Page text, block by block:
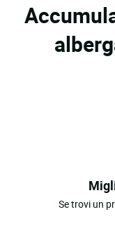
Se trovi un